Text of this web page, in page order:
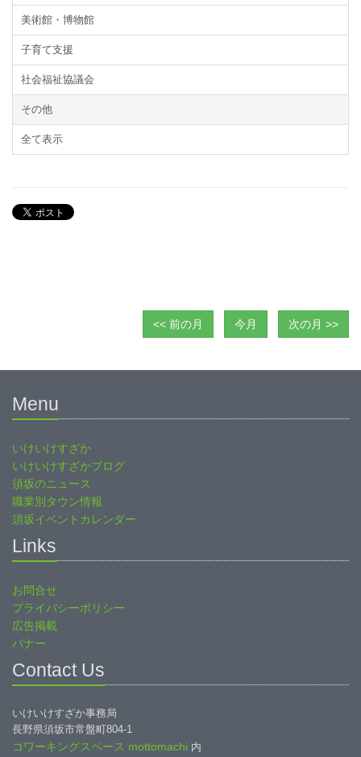
美術館・博物館
子育て支援
社会福祉協議会
その他
全て表示
<< 前の月 今月 次の月 >>
Menu
いけいけすざか
いけいけすざかブログ
須坂のニュース
職業別タウン情報
須坂イベントカレンダー
Links
お問合せ
プライバシーポリシー
広告掲載
バナー
Contact Us
いけいけすざか事務局
長野県須坂市常盤町804-1
コワーキングスペース mottomachi 内